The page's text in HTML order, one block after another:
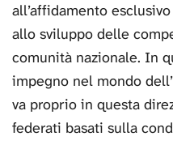
all’affidamento
allo sviluppo delle
comunità nazionale. In
impegno nel mondo
va proprio in questa
federati basati sulla